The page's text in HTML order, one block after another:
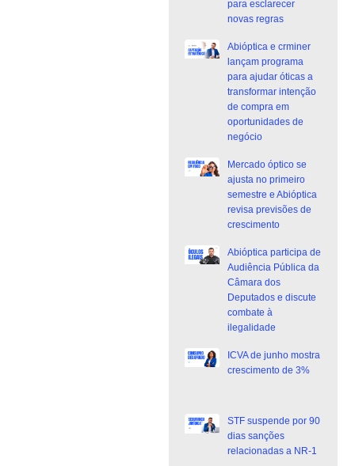
para esclarecer
novas regras
Abióptica e crminer
lançam programa
para ajudar óticas a
transformar intenção
de compra em
oportunidades de
negócio
Mercado óptico se
ajusta no primeiro
semestre e Abióptica
revisa previsões de
crescimento
Abióptica participa de
Audiência Pública da
Câmara dos
Deputados e discute
combate à
ilegalidade
ICVA de junho mostra
crescimento de 3%
STF suspende por 90
dias sanções
relacionadas a NR-1